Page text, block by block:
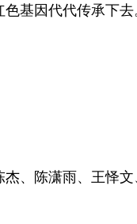
基因代代传承下去
、陈潇雨、王怿文